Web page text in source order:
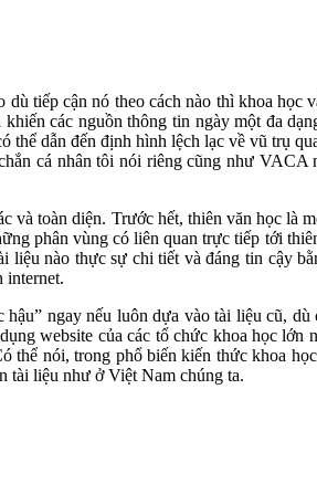
tiếp cận nó theo cách nào thì khoa học
các nguồn thông tin ngày một đa
dẫn đến định hình lệch lạc về vũ trụ
cá nhân tôi nói riêng cũng như
toàn diện. Trước hết, thiên văn học là
phân vùng có liên quan trực tiếp tới
nào thực sự chi tiết và đáng tin cậy
internet.
ngay nếu luôn dựa vào tài liệu cũ,
website của các tổ chức khoa học
nói, trong phổ biến kiến thức khoa
tài liệu như ở Việt Nam chúng ta.